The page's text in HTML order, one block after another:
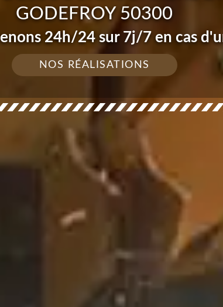
GODEFROY 50300
24h/24 sur 7j/7 en cas
NOS RÉALISATIONS